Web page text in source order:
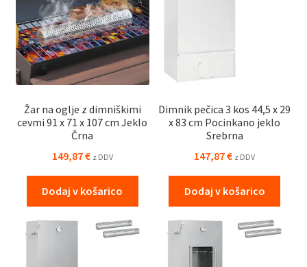
Žar na oglje z dimniškimi
cevmi 91 x 71 x 107 cm Jeklo
Črna
149,87€ z DDV
Dodaj v košarico
Dimnik pečica 3 kos 44,5 x 29
x 83 cm Pocinkano jeklo
Srebrna
147,87€ z DDV
Dodaj v košarico